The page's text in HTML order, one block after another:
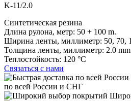
K-11/2.0
Синтетическая резина
Длина рулона, метр: 50 + 100 m.
Ширина ленты, миллиметр: 50, 70,
Толщина ленты, миллиметр: 2.0
Теплостойкость: 120 °C
Связаться с нами
по всей России и СНГ